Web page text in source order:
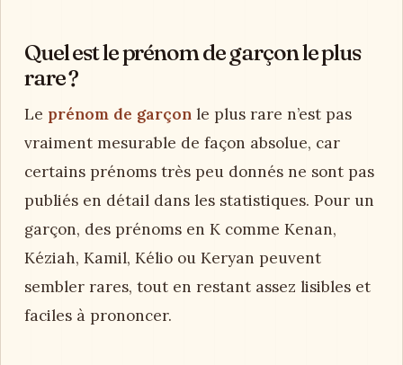
Quel est le prénom de garçon le plus
rare ?
Le prénom de garçon le plus rare n’est pas
vraiment mesurable de façon absolue, car
certains prénoms très peu donnés ne sont pas
publiés en détail dans les statistiques. Pour un
garçon, des prénoms en K comme Kenan,
Kéziah, Kamil, Kélio ou Keryan peuvent
sembler rares, tout en restant assez lisibles et
faciles à prononcer.